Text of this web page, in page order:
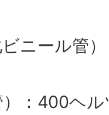
ニール管
）：400ヘ